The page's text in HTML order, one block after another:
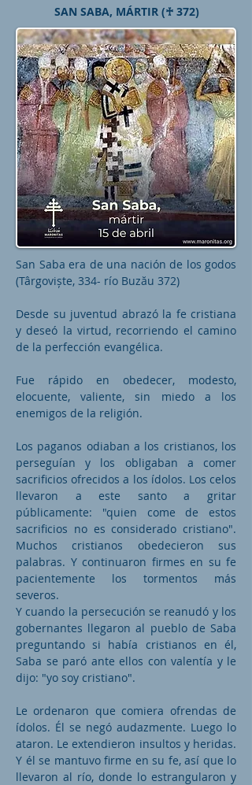
SAN SABA, MÁRTIR (♰ 372)
San Saba era de una nación de los godos
(Târgoviște, 334- río Buzău 372)
Desde su juventud abrazó la fe cristiana
y deseó la virtud, recorriendo el camino
de la perfección evangélica.
Fue rápido en obedecer, modesto,
elocuente, valiente, sin miedo a los
enemigos de la religión.
Los paganos odiaban a los cristianos, los
perseguían y los obligaban a comer
sacrificios ofrecidos a los ídolos. Los celos
llevaron a este santo a gritar
públicamente: "quien come de estos
sacrificios no es considerado cristiano".
Muchos cristianos obedecieron sus
palabras. Y continuaron firmes en su fe
pacientemente los tormentos más
severos.
Y cuando la persecución se reanudó y los
gobernantes llegaron al pueblo de Saba
preguntando si había cristianos en él,
Saba se paró ante ellos con valentía y le
dijo: "yo soy cristiano".
Le ordenaron que comiera ofrendas de
ídolos. Él se negó audazmente. Luego lo
ataron. Le extendieron insultos y heridas.
Y él se mantuvo firme en su fe, así que lo
llevaron al río, donde lo estrangularon y